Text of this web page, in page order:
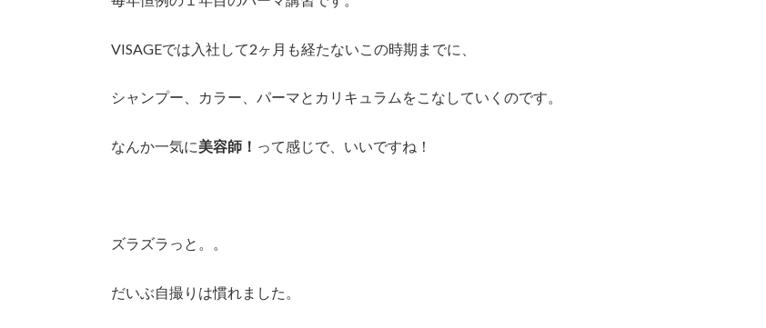
VISAGEでは入社して2ヶ月も経たないこの時期までに、
シャンプー、カラー、パーマとカリキュラムをこなしていくのです。
なんか一気に美容師！ って感じで、いいですね！
ズラズラっと。。
だいぶ自撮りは慣れました。